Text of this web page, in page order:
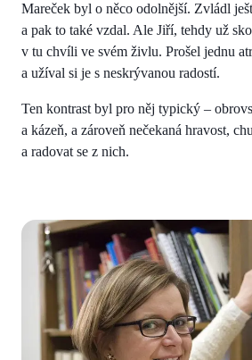
Mareček byl o něco odolnější. Zvládl
a pak to také vzdal. Ale Jiří, tehdy už
v tu chvíli ve svém živlu. Prošel jednu
a užíval si je s neskrývanou radostí.
Ten kontrast byl pro něj typický –
a kázeň, a zároveň nečekaná hravost,
a radovat se z nich.